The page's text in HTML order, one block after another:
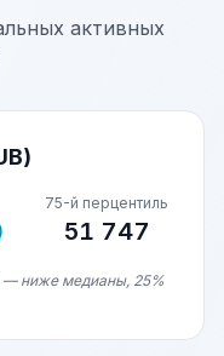
активных
75-й перцентиль
51 747
— ниже медианы, 25%